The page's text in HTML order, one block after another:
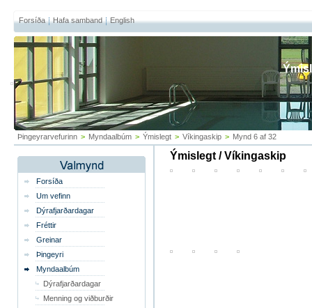
Forsíða Hafa samband English
Þingeyrarvefurinn > Myndaalbúm > Ýmislegt > Víkingaskip > Mynd 6 af 32
Forsíða
Um vefinn
Dýrafjarðardagar
Fréttir
Greinar
Þingeyri
Myndaalbúm
Dýrafjarðardagar
Menning og viðburðir
Ýmislegt / Víkingaskip